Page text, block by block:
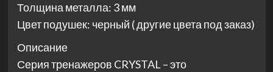
Толщина металла: 3 мм
Цвет подушек: черный ( другие цвета под заказ)
Описание
Серия тренажеров CRYSTAL – это